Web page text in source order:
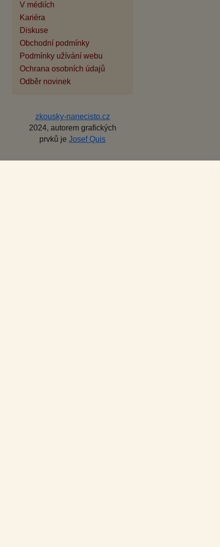
V médiích
Kariéra
Diskuse
Obchodní podmínky
Podmínky užívání webu
Ochrana osobních údajů
Odběr novinek
zkousky-nanecisto.cz
2024, autorem grafických
prvků je Josef Quis